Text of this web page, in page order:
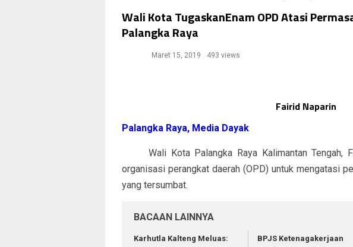
Wali Kota TugaskanEnam OPD Atasi
Palangka Raya
Maret 15, 2019 493 views
Fairid Naparin
Palangka Raya, Media Dayak
Wali Kota Palangka Raya Kalimantan Tengah,
organisasi perangkat daerah (OPD) untuk mengatasi
yang tersumbat.
BACAAN LAINNYA
Karhutla Kalteng Meluas:
BPJS Ketenagakerjaan